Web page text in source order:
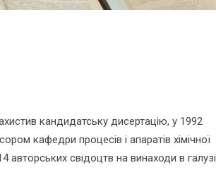
кандидатську дисертацію, у 1992
кафедри процесів і апаратів хімічної
авторських свідоцтв на винаходи в галузі